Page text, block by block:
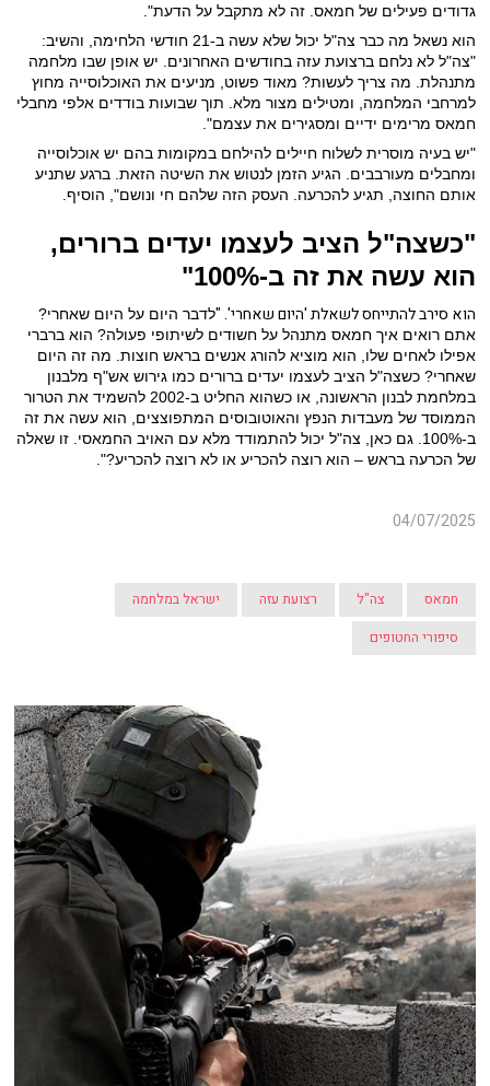
גדודים פעילים של חמאס. זה לא מתקבל על הדעת".
הוא נשאל מה כבר צה"ל יכול שלא עשה ב-21 חודשי הלחימה, והשיב:
"צה"ל לא נלחם ברצועת עזה בחודשים האחרונים. יש אופן שבו מלחמה
מתנהלת. מה צריך לעשות? מאוד פשוט, מניעים את האוכלוסייה מחוץ
למרחבי המלחמה, ומטילים מצור מלא. תוך שבועות בודדים אלפי מחבלי
חמאס מרימים ידיים ומסגירים את עצמם".
"יש בעיה מוסרית לשלוח חיילים להילחם במקומות בהם יש אוכלוסייה
ומחבלים מעורבבים. הגיע הזמן לנטוש את השיטה הזאת. ברגע שתניע
אותם החוצה, תגיע להכרעה. העסק הזה שלהם חי ונושם", הוסיף.
"כשצה"ל הציב לעצמו יעדים ברורים,
הוא עשה את זה ב-100%"
הוא סירב להתייחס לשאלת 'היום שאחרי'. "לדבר היום על היום שאחרי?
אתם רואים איך חמאס מתנהל על חשודים לשיתופי פעולה? הוא ברברי
אפילו לאחים שלו, הוא מוציא להורג אנשים בראש חוצות. מה זה היום
שאחרי? כשצה"ל הציב לעצמו יעדים ברורים כמו גירוש אש"ף מלבנון
במלחמת לבנון הראשונה, או כשהוא החליט ב-2002 להשמיד את הטרור
הממוסד של מעבדות הנפץ והאוטובוסים המתפוצצים, הוא עשה את זה
ב-100%. גם כאן, צה"ל יכול להתמודד מלא עם האויב החמאסי. זו שאלה
של הכרעה בראש – הוא רוצה להכריע או לא רוצה להכריע?".
04/07/2025
חמאס צה"ל רצועת עזה
ישראל במלחמה
סיפורי החטופים